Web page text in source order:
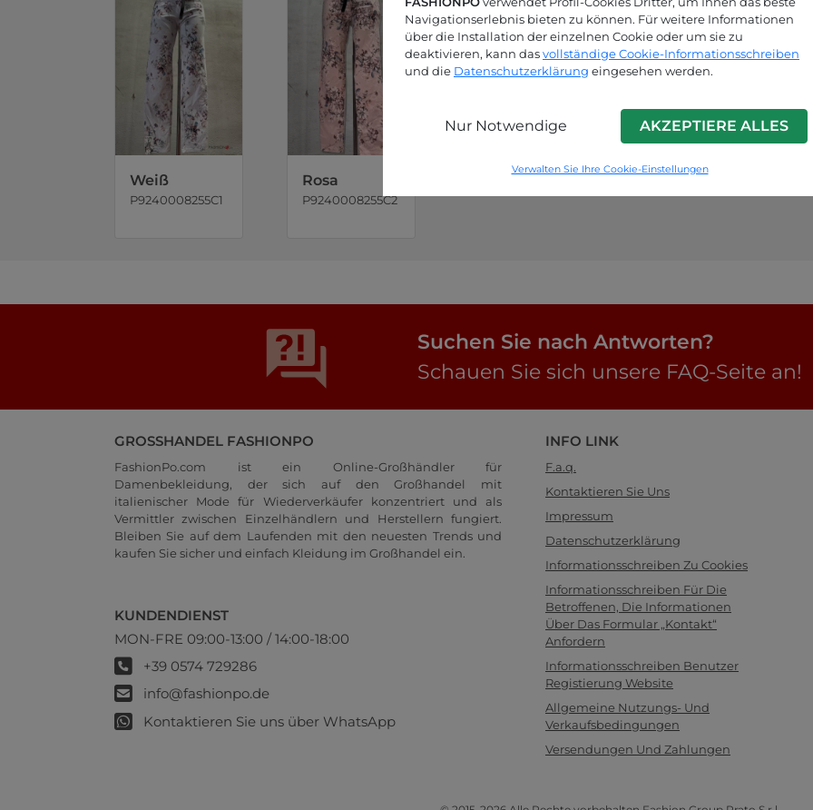
Navigationserlebnis bieten zu können. Für weitere Informationen
über die Installation der einzelnen Cookie oder um sie zu
deaktivieren, kann dasvollständige Cookie-Informationsschreiben
und die Datenschutzerklärung eingesehen werden.
Nur Notwendige AKZEPTIERE ALLES
Verwalten Sie Ihre Cookie-Einstellungen
Weiß
P9240008255C1
Rosa
P9240008255C2
Suchen Sie nach Antworten?
Schauen Sie sich unsere FAQ-Seite an!
GROSSHANDEL FASHIONPO
FashionPo.com ist ein Online-Großhändler für
Damenbekleidung, der sich auf den Großhandel mit
italienischer Mode für Wiederverkäufer konzentriert und als
Vermittler zwischen Einzelhändlern und Herstellern fungiert.
Bleiben Sie auf dem Laufenden mit den neuesten Trends und
kaufen Sie sicher und einfach Kleidung im Großhandel ein.
KUNDENDIENST
MON-FRE 09:00-13:00 / 14:00-18:00
+39 0574 729286
info@fashionpo.de
Kontaktieren Sie uns über WhatsApp
INFO LINK
F.a.q.
Kontaktieren Sie Uns
Impressum
Datenschutzerklärung
Informationsschreiben Zu Cookies
Informationsschreiben Für Die
Betroffenen, Die Informationen
Über Das Formular „Kontakt“
Anfordern
Informationsschreiben Benutzer
Registierung Website
Allgemeine Nutzungs- Und
Verkaufsbedingungen
Versendungen Und Zahlungen